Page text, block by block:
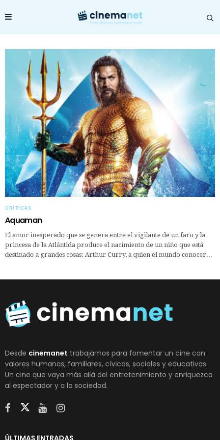
CRÍTICAS
Aquaman
El amor inesperado que se genera entre el vigilante de un faro y la
princesa de la Atlántida produce el nacimiento de un niño que está
destinado a grandes cosas: Arthur Curry, a quien el mundo conocer…
Desde cinemanet trabajamos para fomentar un cine con
valores humanos, familiares, cívicos, sociales y educativos.
Un cine que vaya más allá del entretenimiento y enriquezca
al espectador y a la sociedad.
ÚLTIMAS ENTRADAS